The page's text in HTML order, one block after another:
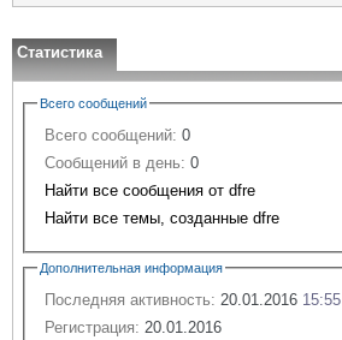
Статистика
Всего сообщений
Всего сообщений: 0
Сообщений в день: 0
Найти все сообщения от dfre
Найти все темы, созданные dfre
Дополнительная информация
Последняя активность: 20.01.2016 15:55
Регистрация: 20.01.2016